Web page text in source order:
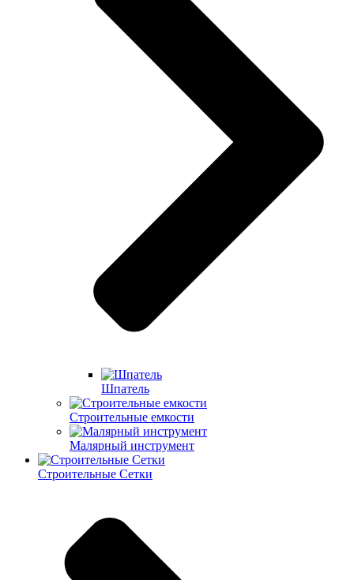
Шпатель
Строительные емкости
Малярный инструмент
Строительные Сетки